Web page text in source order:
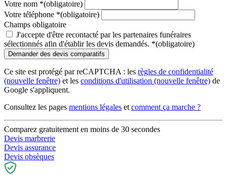
Votre nom *(obligatoire)
Votre téléphone *(obligatoire)
Champs obligatoire
J'accepte d'être recontacté par les partenaires funéraires
sélectionnés afin d'établir les devis demandés. *(obligatoire)
Ce site est protégé par reCAPTCHA : les règles de confidentialité
(nouvelle fenêtre) et les conditions d'utilisation (nouvelle fenêtre) de
Google s'appliquent.
Consultez les pages mentions légales et comment ça marche ?
Comparez gratuitement en moins de 30 secondes
Devis marbrerie
Devis assurance
Devis obsèques